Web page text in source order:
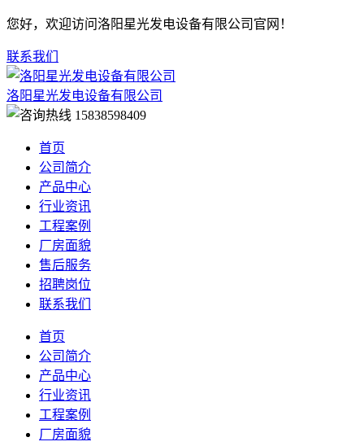
您好，欢迎访问洛阳星光发电设备有限公司官网！
联系我们
洛阳星光发电设备有限公司
15838598409
首页
公司简介
产品中心
行业资讯
工程案例
厂房面貌
售后服务
招聘岗位
联系我们
首页
公司简介
产品中心
行业资讯
工程案例
厂房面貌